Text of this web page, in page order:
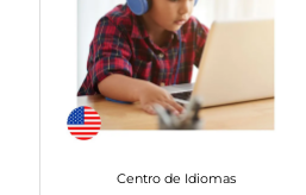
Centro de Idiomas